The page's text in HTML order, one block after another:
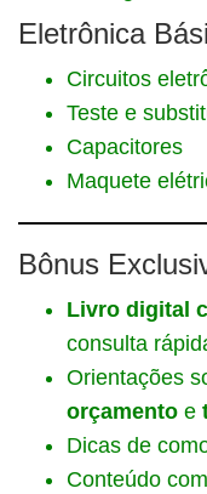
Eletrônica
Circuitos
Teste e
Capacitores
Maquete
Bônus
Livro digital
consulta
Orientações
orçamento e
Dicas de
Conteúdo